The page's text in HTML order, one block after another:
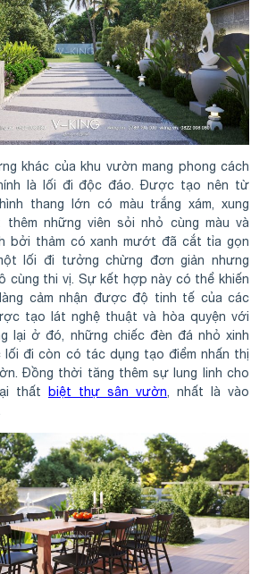
khác của khu vườn mang phong cách
là lối đi độc đáo. Được tạo nên từ
thang lớn có màu trắng xám, xung
những viên sỏi nhỏ cùng màu và
bởi thảm có xanh mướt đã cắt tỉa gọn
lối đi tưởng chừng đơn giản nhưng
cùng thi vị. Sự kết hợp này có thể khiến
cảm nhận được độ tinh tế của các
tạo lát nghệ thuật và hòa quyện với
lại ở đó, những chiếc đèn đá nhỏ xinh
đi còn có tác dụng tạo điểm nhấn thị
Đồng thời tăng thêm sự lung linh cho
thất
biệt thự sân vườn, nhất là vào